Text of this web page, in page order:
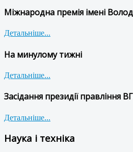
Міжнародна премія імені
Детальніше...
На минулому тижні
Детальніше...
Засідання президії правління
Детальніше...
Наука і техніка